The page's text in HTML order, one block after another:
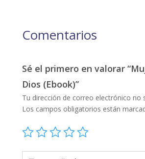
Comentarios
Sé el primero en valorar
Dios (Ebook)”
Tu dirección de correo electrónico no
Los campos obligatorios están